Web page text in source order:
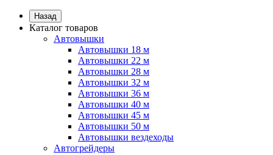
Назад
Каталог товаров
Автовышки
Автовышки 18 м
Автовышки 22 м
Автовышки 28 м
Автовышки 32 м
Автовышки 36 м
Автовышки 40 м
Автовышки 45 м
Автовышки 50 м
Автовышки вездеходы
Автогрейдеры